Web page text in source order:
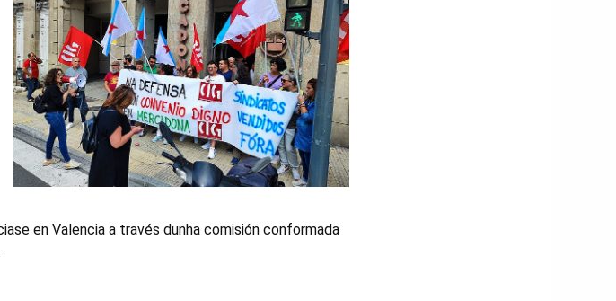
en Valencia a través dunha comisión conformada